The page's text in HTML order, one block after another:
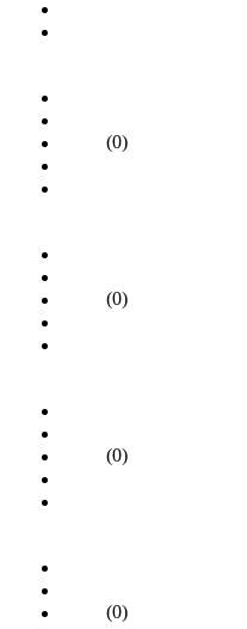
(0)
(0)
(0)
(0)